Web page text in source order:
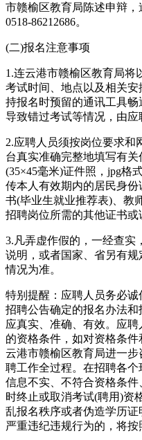
市赣榆区教育局陈述申辩，
0518-86212686。
(二)报名注意事项
1.连云港市赣榆区教育局将
考试时间、地点以及相关
持报名时预留的通讯工具
导致错过考试等情况，由应
2.应聘人员须按岗位要求和
台真实准确完整地填写有
(35×45毫米)证件照，jpg格
传本人有效期内的居民身
书(毕业生就业推荐表)、教
招聘岗位所需的其他证书或
3.凡弄虚作假的，一经查实
说明，或者国家、省另有
情况为准。
特别提醒：应聘人员务必
招聘公告确定的报名办法
应真实、准确、有效。应
的资格条件，如对资格条
云港市赣榆区教育局进一
聘工作全过程。在招聘各
信息不实、不符合资格条
时终止或取消考试(聘用)资
乱报名秩序或者伪造学历
严重违纪违规行为的，将按